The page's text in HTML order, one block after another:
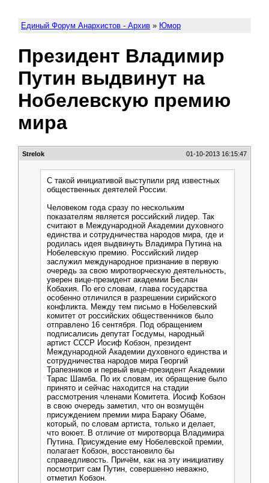
Единый Форум Анархистов - Архив » Юмор
Президент Владимир
Путин выдвинут на
Нобелевскую премию
мира
Strelok 01-10-2013 16:15:47
С такой инициативой выступили ряд известных
общественных деятелей России.
Человеком года сразу по нескольким
показателям является российский лидер. Так
считают в Международной Академии духовного
единства и сотрудничества народов мира, где и
родилась идея выдвинуть Владимра Путина на
Нобелевскую премию. Российский лидер
заслужил международное признание в первую
очередь за свою миротворческую деятельность,
уверен вице-президент академии Беслан
Кобахия. По его словам, глава государства
особенно отличился в разрешении сирийского
конфликта. Между тем письмо в Нобелевский
комитет от российских общественников было
отправлено 16 сентября. Под обращением
подписалисиь депутат Госдумы, народный
артист СССР Иосиф Кобзон, президент
Международной Академии духовного единства и
сотрудничества народов мира Георгий
Трапезников и первый вице-президент Академии
Тарас Шамба. По их словам, их обращение было
принято и сейчас находится на стадии
рассмотрения членами Комитета. Иосиф Кобзон
в свою очередь заметил, что он возмущён
присуждением премии мира Бараку Обаме,
который, по словам артиста, только и делает,
что воюет. В отличие от миротворца Владимира
Путина. Присуждение ему Нобелевской премии,
полагает Кобзон, восстановило бы
справедливость. Причём, как на эту инициативу
посмотрит сам Путин, совершенно неважно,
отметил Кобзон.